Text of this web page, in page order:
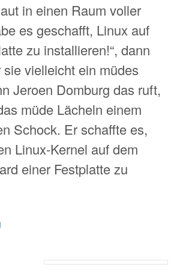
in einen Raum voller
es geschafft, Linux auf
zu installieren!“, dann
vielleicht ein müdes
Jeroen Domburg das ruft,
müde Lächeln einem
Schock. Er schaffte es,
Linux-Kernel auf dem
einer Festplatte zu